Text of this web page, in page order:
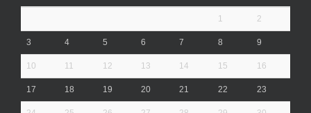
1 2
3 4 5 6 7 8 9
10 11 12 13 14 15 16
17 18 19 20 21 22 23